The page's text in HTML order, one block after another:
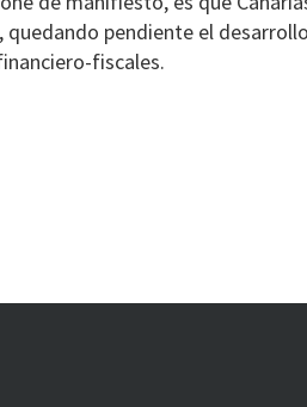
quedando pendiente el
fiscales.